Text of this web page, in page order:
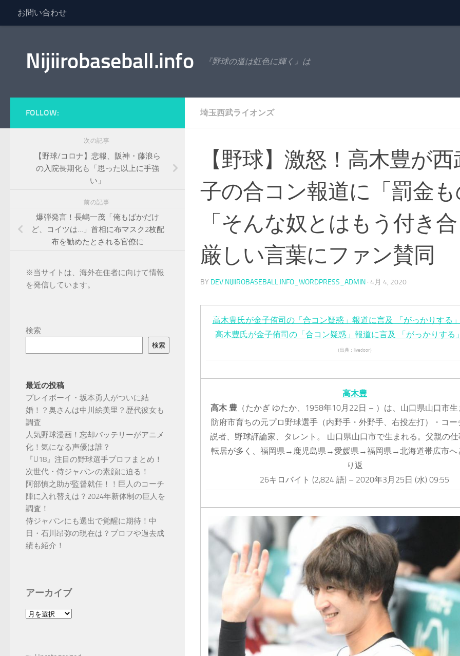
コンテンツへスキップ
お問い合わせ
Nijiirobaseball.info 『野球の道は虹色に輝く』は
埼玉西武ライオンズ
【野球】激怒！高木豊が
子の合コン報道に「罰金
「そんな奴とはもう付き
厳しい言葉にファン賛同
BY DEV.NIJIIROBASEBALL.INFO_WORDPRESS_ADMIN · 4月 4, 2020
高木豊氏が金子侑司の「合コン疑惑」報道に言及 「がっかりする
高木豊氏が金子侑司の「合コン疑惑」報道に言及 「がっかりする
（出典：livedoor）
高木豊
高木 豊 （たかぎ ゆたか、1958年10月22日 – ）は、山口県山口市
防府市育ちの元プロ野球選手（内野手・外野手、右投左打）・コー
説者、野球評論家、タレント。 山口県山口市で生まれる。父親の
転居が多く、福岡県→鹿児島県→愛媛県→福岡県→北海道帯広市へ
り返
26キロバイト (2,824 語) – 2020年3月25日 (水) 09:55
FOLLOW:
次の記事
【野球/コロナ】悲報、阪神・藤浪ら
の入院長期化も「思った以上に手強
い」
前の記事
爆弾発言！長嶋一茂「俺もばかだけ
ど、コイツは…」首相に布マスク2枚配
布を勧めたとされる官僚に
※当サイトは、海外在住者に向けて情報
を発信しています。
検索
検索
最近の投稿
プレイボーイ・坂本勇人がついに結
婚！？奥さんは中川絵美里？歴代彼女も
調査
人気野球漫画！忘却バッテリーがアニメ
化！気になる声優は誰？
『U18』注目の野球選手プロフまとめ！
次世代・侍ジャパンの素顔に迫る！
阿部慎之助が監督就任！！巨人のコーチ
陣に入れ替えは？2024年新体制の巨人を
調査！
侍ジャパンにも選出で覚醒に期待！中
日・石川昂弥の現在は？プロフや過去成
績も紹介！
アーカイブ
ア